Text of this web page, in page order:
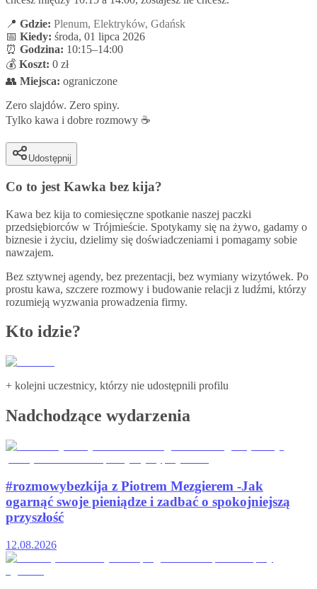
📍 Gdzie: Plenum, Elektryków, Gdańsk
📅 Kiedy: środa, 01 lipca 2026
⏰ Godzina: 10:15–14:00
💰 Koszt: 0 zł
👥 Miejsca: ograniczone
Zero slajdów. Zero spiny.
Tylko kawa i dobre rozmowy ☕
Udostępnij
Co to jest Kawka bez kija?
Kawa bez kija to comiesięczne spotkanie naszej paczki
przedsiębiorców w Trójmieście. Spotykamy się na żywo, gadamy o
biznesie i życiu, dzielimy się doświadczeniami i pomagamy sobie
nawzajem.
Bez sztywnej agendy, bez prezentacji, bez wymiany wizytówek. Po
prostu kawa, szczere rozmowy i budowanie relacji z ludźmi, którzy
rozumieją wyzwania prowadzenia firmy.
Kto idzie?
+ kolejni uczestnicy, którzy nie udostępnili profilu
Nadchodzące wydarzenia
#rozmowybezkija z Piotrem Mezgierem -Jak
ogarnąć swoje pieniądze i zadbać o spokojniejszą
przyszłość
12.08.2026